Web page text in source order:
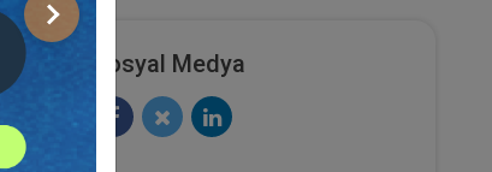
Sonraki
Medeni Hukuk Kongresi - IX.
Oturum: Taşınmaz Mülkiyeti
Video Kaydı
360
Sosyal Medya